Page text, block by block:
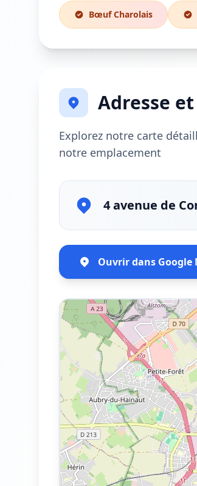
Bœuf Charolais
Adresse
Explorez notre carte
notre emplacement
4 avenue de
Ouvrir dans Google